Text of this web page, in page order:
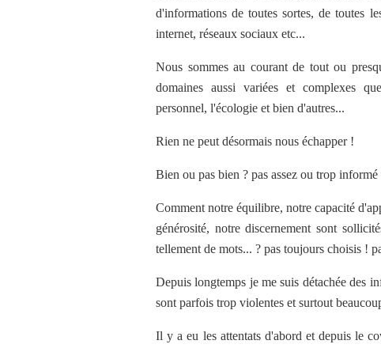
d'informations de toutes sortes, de toutes
internet, réseaux sociaux etc...
Nous sommes au courant de tout ou
domaines aussi variées et complexes
personnel, l'écologie et bien d'autres...
Rien ne peut désormais nous échapper !
Bien ou pas bien ? pas assez ou trop
Comment notre équilibre, notre capacité
générosité, notre discernement sont
tellement de mots... ? pas toujours choisis !
Depuis longtemps je me suis détachée des
sont parfois trop violentes et surtout
Il y a eu les attentats d'abord et depuis le